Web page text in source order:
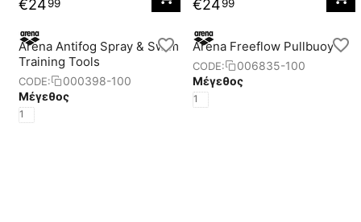
€2499 €2499
Arena Antifog Spray & Swim
Training Tools
CODE:
000398-100
Μέγεθος
1
Arena Freeflow Pullbuoy II
CODE:
006835-100
Μέγεθος
1